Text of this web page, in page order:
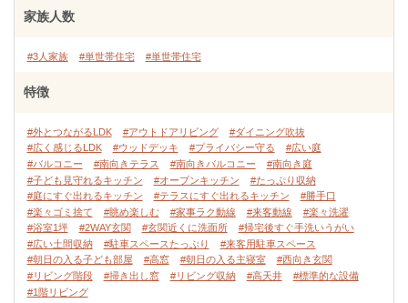
家族人数
#3人家族 #単世帯住宅 #単世帯住宅
特徴
#外とつながるLDK #アウトドアリビング
#ダイニング吹抜
#広く感じるLDK
#ウッドデッキ #プライバシー守る
#広い庭
#バルコニー
#南向きテラス #南向きバルコニー
#南向き庭
#子ども見守れるキッチン
#オープンキッチン
#たっぷり収納
#庭にすぐ出れるキッチン
#テラスにすぐ出れるキッチン
#勝手口
#楽々ゴミ捨て
#眺め楽しむ #家事ラク動線 #来客動線
#楽々洗濯
#浴室1坪
#2WAY玄関 #玄関近くに洗面所
#帰宅後すぐ手洗いうがい
#広い土間収納
#駐車スペースたっぷり
#来客用駐車スペース
#朝日の入る子ども部屋
#高窓 #朝日の入る主寝室
#西向き玄関
#リビング階段
#掃き出し窓 #リビング収納 #高天井
#標準的な設備
#1階リビング